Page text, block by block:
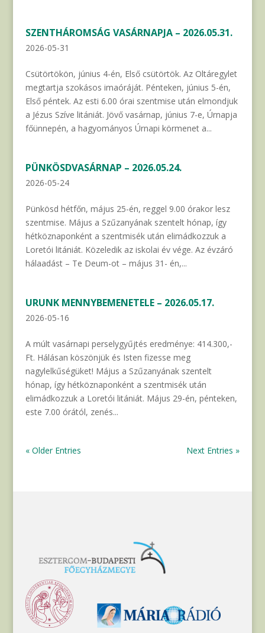
SZENTHÁROMSÁG VASÁRNAPJA – 2026.05.31.
2026-05-31
Csütörtökön, június 4-én, Első csütörtök. Az Oltáregylet
megtartja szokásos imaóráját. Pénteken, június 5-én,
Első péntek. Az esti 6.00 órai szentmise után elmondjuk
a Jézus Szíve litániát. Jövő vasárnap, június 7-e, Úrnapja
főünnepén, a hagyományos Úrnapi körmenet a...
PÜNKÖSDVASÁRNAP – 2026.05.24.
2026-05-24
Pünkösd hétfőn, május 25-én, reggel 9.00 órakor lesz
szentmise. Május a Szűzanyának szentelt hónap, így
hétköznaponként a szentmisék után elimádkozzuk a
Loretói litániát. Közeledik az iskolai év vége. Az évzáró
hálaadást – Te Deum-ot – május 31- én,...
URUNK MENNYBEMENETELE – 2026.05.17.
2026-05-16
A múlt vasárnapi perselygyűjtés eredménye: 414.300,-
Ft. Hálásan köszönjük és Isten fizesse meg
nagylelkűségüket! Május a Szűzanyának szentelt
hónap, így hétköznaponként a szentmisék után
elimádkozzuk a Loretói litániát. Május 29-én, pénteken,
este 7.00 órától, zenés...
« Older Entries Next Entries »